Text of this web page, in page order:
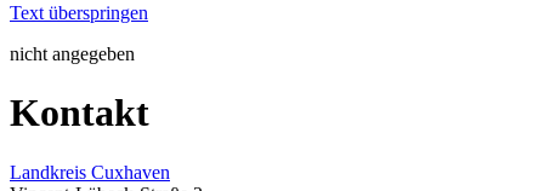
Text überspringen
nicht angegeben
Kontakt
Landkreis Cuxhaven